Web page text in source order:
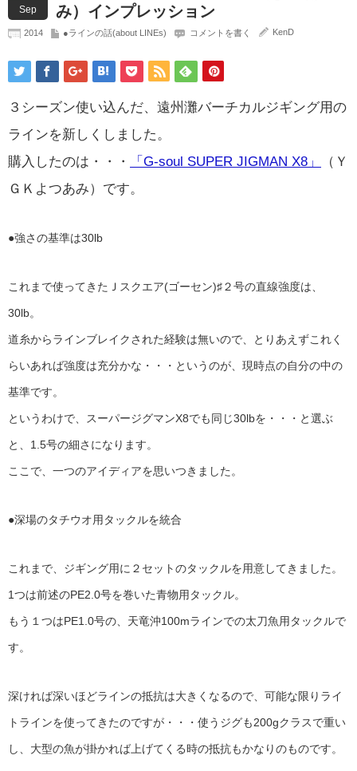
Sep
み）インプレッション
2014 ●ラインの話(about LINEs) コメントを書く KenD
３シーズン使い込んだ、遠州灘バーチカルジギング用の
ラインを新しくしました。
購入したのは・・・
「G-soul SUPER JIGMAN X8」
（Ｙ
ＧＫよつあみ）です。
●強さの基準は30lb
これまで使ってきたＪスクエア(ゴーセン)♯２号の直線強度は、
30lb。
道糸からラインブレイクされた経験は無いので、とりあえずこれく
らいあれば強度は充分かな・・・というのが、現時点の自分の中の
基準です。
というわけで、スーパージグマンX8でも同じ30lbを・・・と選ぶ
と、1.5号の細さになります。
ここで、一つのアイディアを思いつきました。
●深場のタチウオ用タックルを統合
これまで、ジギング用に２セットのタックルを用意してきました。
1つは前述のPE2.0号を巻いた青物用タックル。
もう１つはPE1.0号の、天竜沖100mラインでの太刀魚用タックルで
す。
深ければ深いほどラインの抵抗は大きくなるので、可能な限りライ
トラインを使ってきたのですが・・・使うジグも200gクラスで重い
し、大型の魚が掛かれば上げてくる時の抵抗もかなりのものです。